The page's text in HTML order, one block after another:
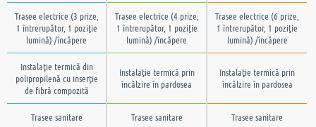
Trasee electrice (3 prize,
1 întrerupător, 1 poziţie
lumină) /încăpere
Trasee electrice (4 prize,
1 întrerupător, 1 poziţie
lumină) /încăpere
Trasee electrice (6 prize,
1 întrerupător, 1 poziţie
lumină) /încăpere
Instalaţie termică din
polipropilenă cu inserţie
de fibră compozită
Instalaţie termică prin
încălzire în pardosea
Instalaţie termică prin
încălzire în pardosea
Trasee sanitare Trasee sanitare Trasee sanitare